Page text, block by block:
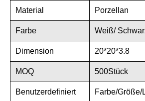
Material Porzellan
Farbe Weiß/
Dimension 20*20*3.8
MOQ 500Stück
Benutzerdefiniert Farbe/Größe/